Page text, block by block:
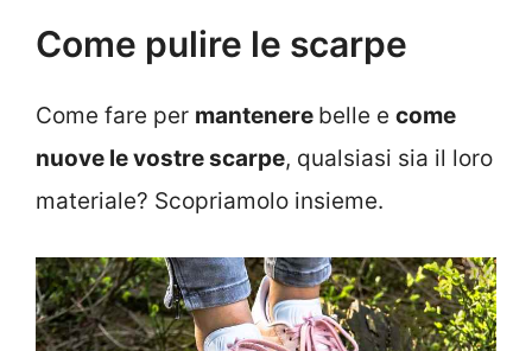
Come pulire le scarpe
Come fare per mantenere belle e come
nuove le vostre scarpe, qualsiasi sia il loro
materiale? Scopriamolo insieme.